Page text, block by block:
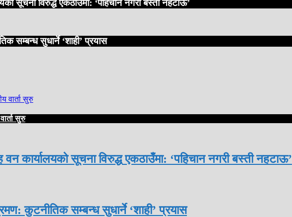
सूचना विरुद्ध एकठाउँमा: ‘पहिचान नगरी बस्ती नहटाऊ’
सम्बन्ध सुधार्ने ‘शाही’ प्रयास
सुरु
वन कार्यालयको सूचना विरुद्ध एकठाउँमा: ‘पहिचान नगरी बस्ती नहटाऊ’
कुटनीतिक सम्बन्ध सुधार्ने ‘शाही’ प्रयास